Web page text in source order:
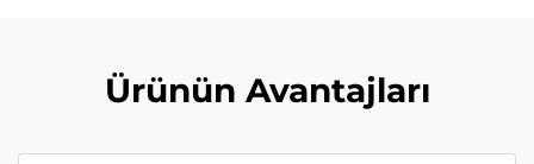
Ürünün Avantajları